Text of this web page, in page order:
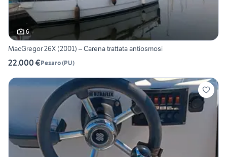
6
MacGregor 26X (2001) – Carena trattata antiosmosi
22.000 €Pesaro(PU)